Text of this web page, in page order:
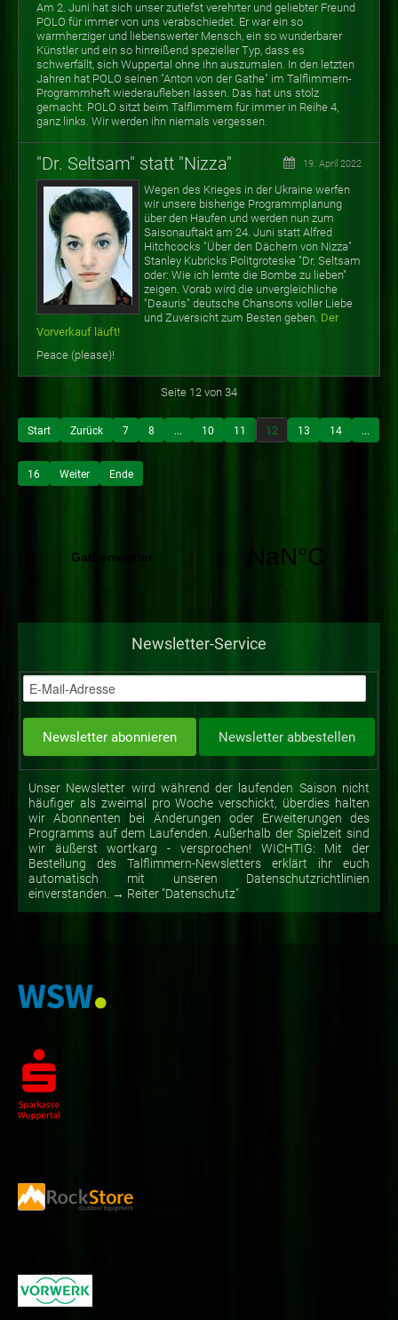
Am 2. Juni hat sich unser zutiefst verehrter und geliebter Freund
POLO für immer von uns verabschiedet. Er war ein so
warmherziger und liebenswerter Mensch, ein so wunderbarer
Künstler und ein so hinreißend spezieller Typ, dass es
schwerfällt, sich Wuppertal ohne ihn auszumalen. In den letzten
Jahren hat POLO seinen "Anton von der Gathe" im Talflimmern-
Programmheft wiederaufleben lassen. Das hat uns stolz
gemacht. POLO sitzt beim Talflimmern für immer in Reihe 4,
ganz links. Wir werden ihn niemals vergessen.
"Dr. Seltsam" statt "Nizza" 19. April 2022
Wegen des Krieges in der Ukraine werfen
wir unsere bisherige Programmplanung
über den Haufen und werden nun zum
Saisonauftakt am 24. Juni statt Alfred
Hitchcocks "Über den Dächern von Nizza"
Stanley Kubricks Politgroteske "Dr. Seltsam
oder: Wie ich lernte die Bombe zu lieben"
zeigen. Vorab wird die unvergleichliche
"Deauris" deutsche Chansons voller Liebe
und Zuversicht zum Besten geben. Der
Vorverkauf läuft!
Peace (please)!
Seite 12 von 34
Start Zurück 7 8 ... 10 11 12 13 14 ...
16 Weiter Ende
Newsletter-Service
Unser Newsletter wird während der laufenden Saison nicht
häufiger als zweimal pro Woche verschickt, überdies halten
wir Abonnenten bei Änderungen oder Erweiterungen des
Programms auf dem Laufenden. Außerhalb der Spielzeit sind
wir äußerst wortkarg - versprochen! WICHTIG: Mit der
Bestellung des Talflimmern-Newsletters erklärt ihr euch
automatisch mit unseren Datenschutzrichtlinien
einverstanden. → Reiter "Datenschutz"